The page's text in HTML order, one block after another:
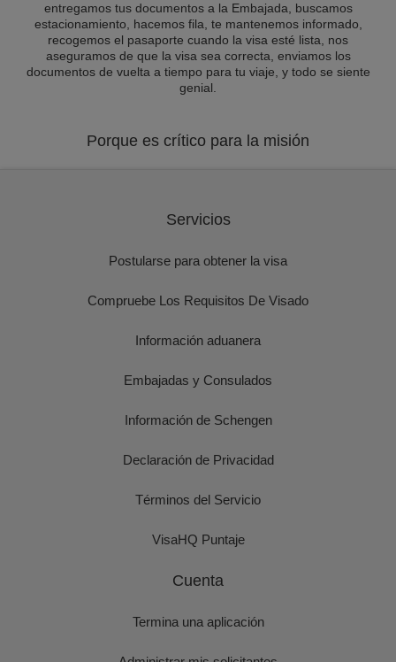
entregamos tus documentos a la Embajada, buscamos
estacionamiento, hacemos fila, te mantenemos informado,
recogemos el pasaporte cuando la visa esté lista, nos
aseguramos de que la visa sea correcta, enviamos los
documentos de vuelta a tiempo para tu viaje, y todo se siente
genial.
Porque es crítico para la misión
Servicios
Postularse para obtener la visa
Compruebe Los Requisitos De Visado
Información aduanera
Embajadas y Consulados
Información de Schengen
Declaración de Privacidad
Términos del Servicio
VisaHQ Puntaje
Cuenta
Termina una aplicación